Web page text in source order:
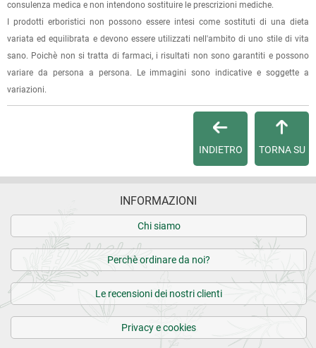
Dalla tuaArea Clientepotrai verificare lo stato di lavorazione
dell'ordine e lo stato della spedizione.
Per qualsiasi informazione, contattaci via
Condizioni di vendita
consulenza medica e non intendono sostituire le prescrizioni mediche.
I prodotti erboristici non possono essere intesi come sostituti di una dieta
variata ed equilibrata e devono essere utilizzati nell'ambito di uno stile di vita
sano. Poichè non si tratta di farmaci, i risultati non sono garantiti e possono
variare da persona a persona. Le immagini sono indicative e soggette a
variazioni.
TORNA SU
INDIETRO
INFORMAZIONI
Chi siamo
Perchè ordinare da noi?
Le recensioni dei nostri clienti
Privacy e cookies